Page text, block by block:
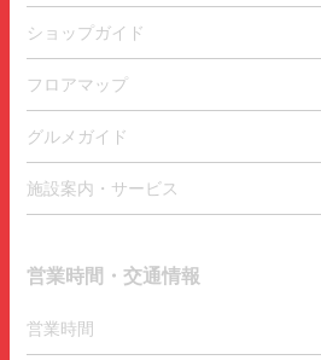
ショップガイド
フロアマップ
グルメガイド
施設案内・サービス
営業時間・交通情報
営業時間